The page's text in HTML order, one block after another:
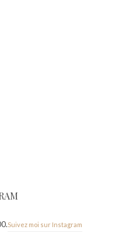
Suivez moi sur Instagram